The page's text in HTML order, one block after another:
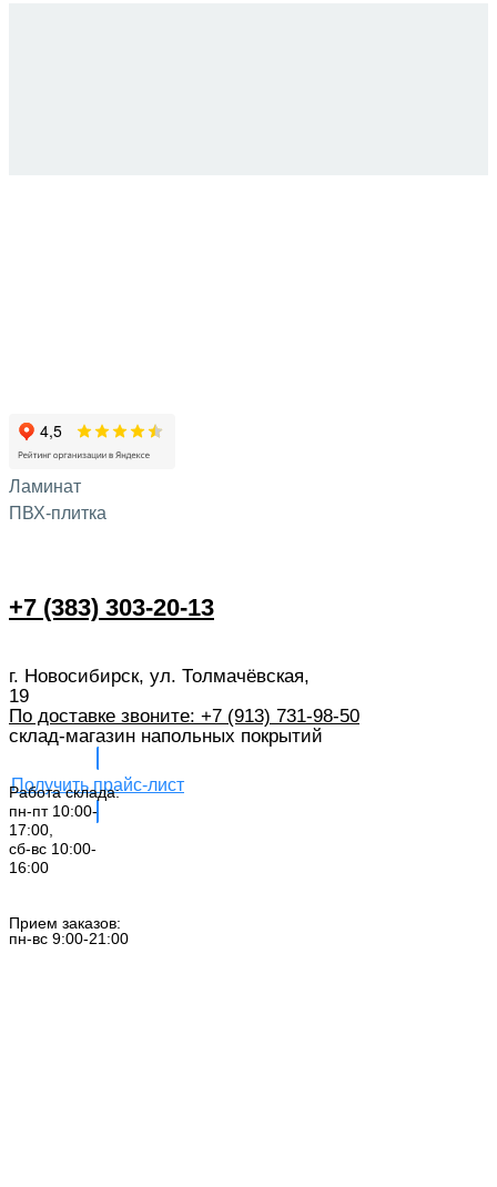
+7 (383) 303-20-13
г. Новосибирск, ул. Толмачёвская,
19
По доставке звоните: +7 (913) 731-98-50‬
склад-магазин напольных покрытий
Получить прайс-лист
Работа склада:
пн-пт 10:00-
17:00,
сб-вс 10:00-
16:00
Прием заказов:
пн-вс 9:00-21:00
Ламинат
ПВХ-плитка